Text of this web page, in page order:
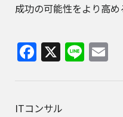
成功の可能性をより高め
Facebook
X Line
ITコンサル